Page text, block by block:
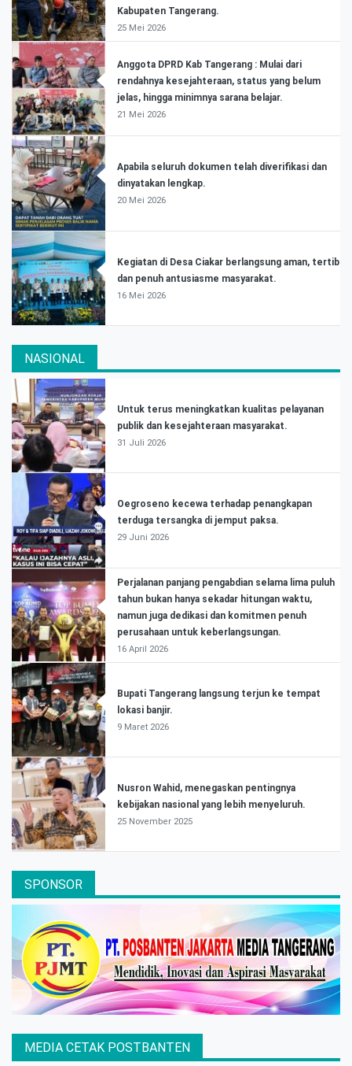
Kabupaten Tangerang.
25 Mei 2026
Anggota DPRD Kab Tangerang : Mulai dari
rendahnya kesejahteraan, status yang belum
jelas, hingga minimnya sarana belajar.
21 Mei 2026
Apabila seluruh dokumen telah diverifikasi dan
dinyatakan lengkap.
20 Mei 2026
Kegiatan di Desa Ciakar berlangsung aman, tertib
dan penuh antusiasme masyarakat.
16 Mei 2026
NASIONAL
Untuk terus meningkatkan kualitas pelayanan
publik dan kesejahteraan masyarakat.
31 Juli 2026
Oegroseno kecewa terhadap penangkapan
terduga tersangka di jemput paksa.
29 Juni 2026
Perjalanan panjang pengabdian selama lima puluh
tahun bukan hanya sekadar hitungan waktu,
namun juga dedikasi dan komitmen penuh
perusahaan untuk keberlangsungan.
16 April 2026
Bupati Tangerang langsung terjun ke tempat
lokasi banjir.
9 Maret 2026
Nusron Wahid, menegaskan pentingnya
kebijakan nasional yang lebih menyeluruh.
25 November 2025
SPONSOR
MEDIA CETAK POSTBANTEN